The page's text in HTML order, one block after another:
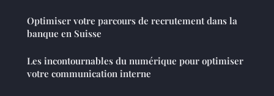
Optimiser votre parcours de recrutement dans la
banque en Suisse
Les incontournables du numérique pour optimiser
votre communication interne